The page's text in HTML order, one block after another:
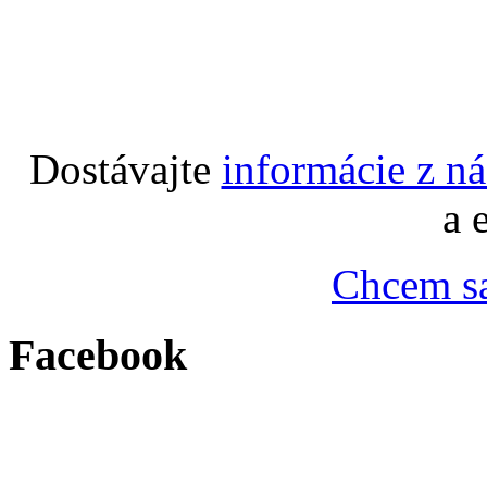
Dostávajte informácie z
a
Chcem
Facebook